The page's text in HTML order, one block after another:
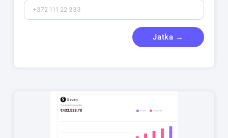
Jatka →